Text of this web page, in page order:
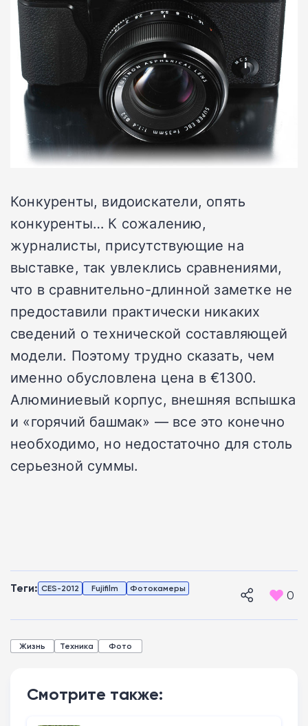
Конкуренты, видоискатели, опять
конкуренты… К сожалению,
журналисты, присутствующие на
выставке, так увлеклись сравнениями,
что в сравнительно-длинной заметке не
предоставили практически никаких
сведений о технической составляющей
модели. Поэтому трудно сказать, чем
именно обусловлена цена в €1300.
Алюминиевый корпус, внешняя вспышка
и «горячий башмак» — все это конечно
необходимо, но недостаточно для столь
серьезной суммы.
Теги: CES-2012 Fujifilm Фотокамеры 0
Жизнь Техника Фото
Смотрите также: